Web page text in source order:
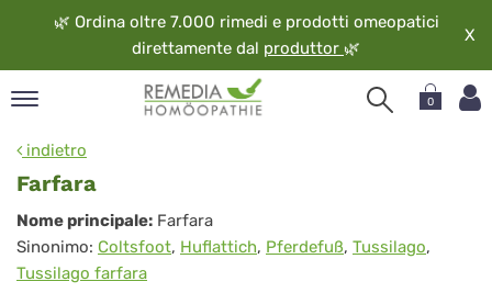
🌿 Ordina oltre 7.000 rimedi e prodotti omeopatici
direttamente dal produttor 🌿
X
0
indietro
Farfara
Farfara
Nome principale: Farfara
Sinonimo: Coltsfoot, Huflattich, Pferdefuß, Tussilago,
Tussilago farfara